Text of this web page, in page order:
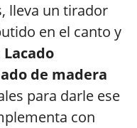
lleva un tirador
en el canto y
Lacado
de madera
para darle ese
con